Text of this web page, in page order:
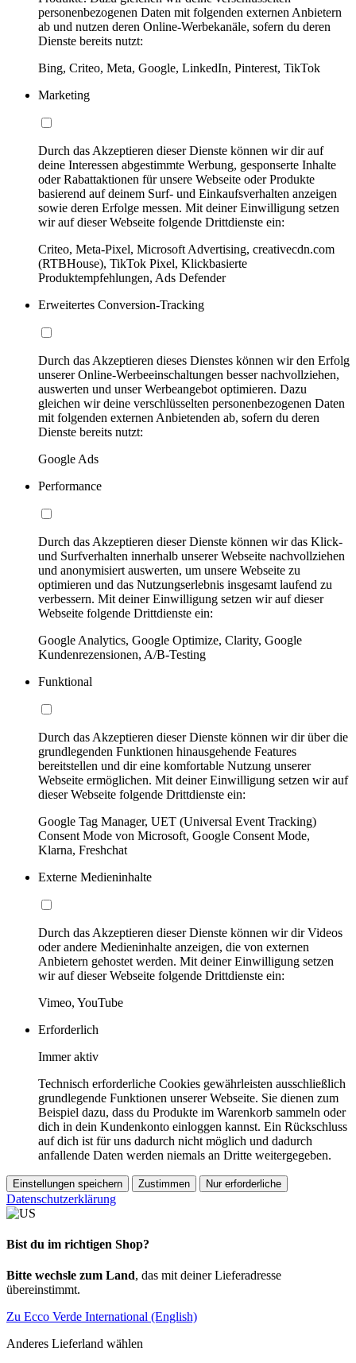
personenbezogenen Daten mit folgenden externen Anbietern
ab und nutzen deren Online-Werbekanäle, sofern du deren
Dienste bereits nutzt:
Bing, Criteo, Meta, Google, LinkedIn, Pinterest, TikTok
Marketing
Durch das Akzeptieren dieser Dienste können wir dir auf
deine Interessen abgestimmte Werbung, gesponserte Inhalte
oder Rabattaktionen für unsere Webseite oder Produkte
basierend auf deinem Surf- und Einkaufsverhalten anzeigen
sowie deren Erfolge messen. Mit deiner Einwilligung setzen
wir auf dieser Webseite folgende Drittdienste ein:
Criteo, Meta-Pixel, Microsoft Advertising, creativecdn.com
(RTBHouse), TikTok Pixel, Klickbasierte
Produktempfehlungen, Ads Defender
Erweitertes Conversion-Tracking
Durch das Akzeptieren dieses Dienstes können wir den Erfolg
unserer Online-Werbeeinschaltungen besser nachvollziehen,
auswerten und unser Werbeangebot optimieren. Dazu
gleichen wir deine verschlüsselten personenbezogenen Daten
mit folgenden externen Anbietenden ab, sofern du deren
Dienste bereits nutzt:
Google Ads
Performance
Durch das Akzeptieren dieser Dienste können wir das Klick-
und Surfverhalten innerhalb unserer Webseite nachvollziehen
und anonymisiert auswerten, um unsere Webseite zu
optimieren und das Nutzungserlebnis insgesamt laufend zu
verbessern. Mit deiner Einwilligung setzen wir auf dieser
Webseite folgende Drittdienste ein:
Google Analytics, Google Optimize, Clarity, Google
Kundenrezensionen, A/B-Testing
Funktional
Durch das Akzeptieren dieser Dienste können wir dir über die
grundlegenden Funktionen hinausgehende Features
bereitstellen und dir eine komfortable Nutzung unserer
Webseite ermöglichen. Mit deiner Einwilligung setzen wir auf
dieser Webseite folgende Drittdienste ein:
Google Tag Manager, UET (Universal Event Tracking)
Consent Mode von Microsoft, Google Consent Mode,
Klarna, Freshchat
Externe Medieninhalte
Durch das Akzeptieren dieser Dienste können wir dir Videos
oder andere Medieninhalte anzeigen, die von externen
Anbietern gehostet werden. Mit deiner Einwilligung setzen
wir auf dieser Webseite folgende Drittdienste ein:
Vimeo, YouTube
Erforderlich
Immer aktiv
Technisch erforderliche Cookies gewährleisten ausschließlich
grundlegende Funktionen unserer Webseite. Sie dienen zum
Beispiel dazu, dass du Produkte im Warenkorb sammeln oder
dich in dein Kundenkonto einloggen kannst. Ein Rückschluss
auf dich ist für uns dadurch nicht möglich und dadurch
anfallende Daten werden niemals an Dritte weitergegeben.
Einstellungen speichern Zustimmen Nur erforderliche
Datenschutzerklärung
Bist du im richtigen Shop?
Bitte wechsle zum Land, das mit deiner Lieferadresse
übereinstimmt.
Zu Ecco Verde International (English)
Anderes Lieferland wählen